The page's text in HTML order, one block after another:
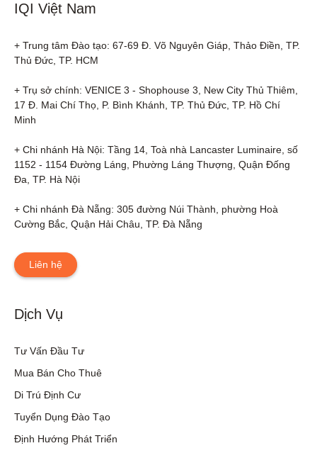
IQI Việt Nam
+ Trung tâm Đào tạo: 67-69 Đ. Võ Nguyên Giáp, Thảo Điền, TP.
Thủ Đức, TP. HCM
+ Trụ sở chính: VENICE 3 - Shophouse 3, New City Thủ Thiêm,
17 Đ. Mai Chí Thọ, P. Bình Khánh, TP. Thủ Đức, TP. Hồ Chí
Minh
+ Chi nhánh Hà Nội: Tầng 14, Toà nhà Lancaster Luminaire, số
1152 - 1154 Đường Láng, Phường Láng Thượng, Quận Đống
Đa, TP. Hà Nội
+ Chi nhánh Đà Nẵng: 305 đường Núi Thành, phường Hoà
Cường Bắc, Quận Hải Châu, TP. Đà Nẵng
Liên hệ
Dịch Vụ
Tư Vấn Đầu Tư
Mua Bán Cho Thuê
Di Trú Định Cư
Tuyển Dụng Đào Tạo
Định Hướng Phát Triển